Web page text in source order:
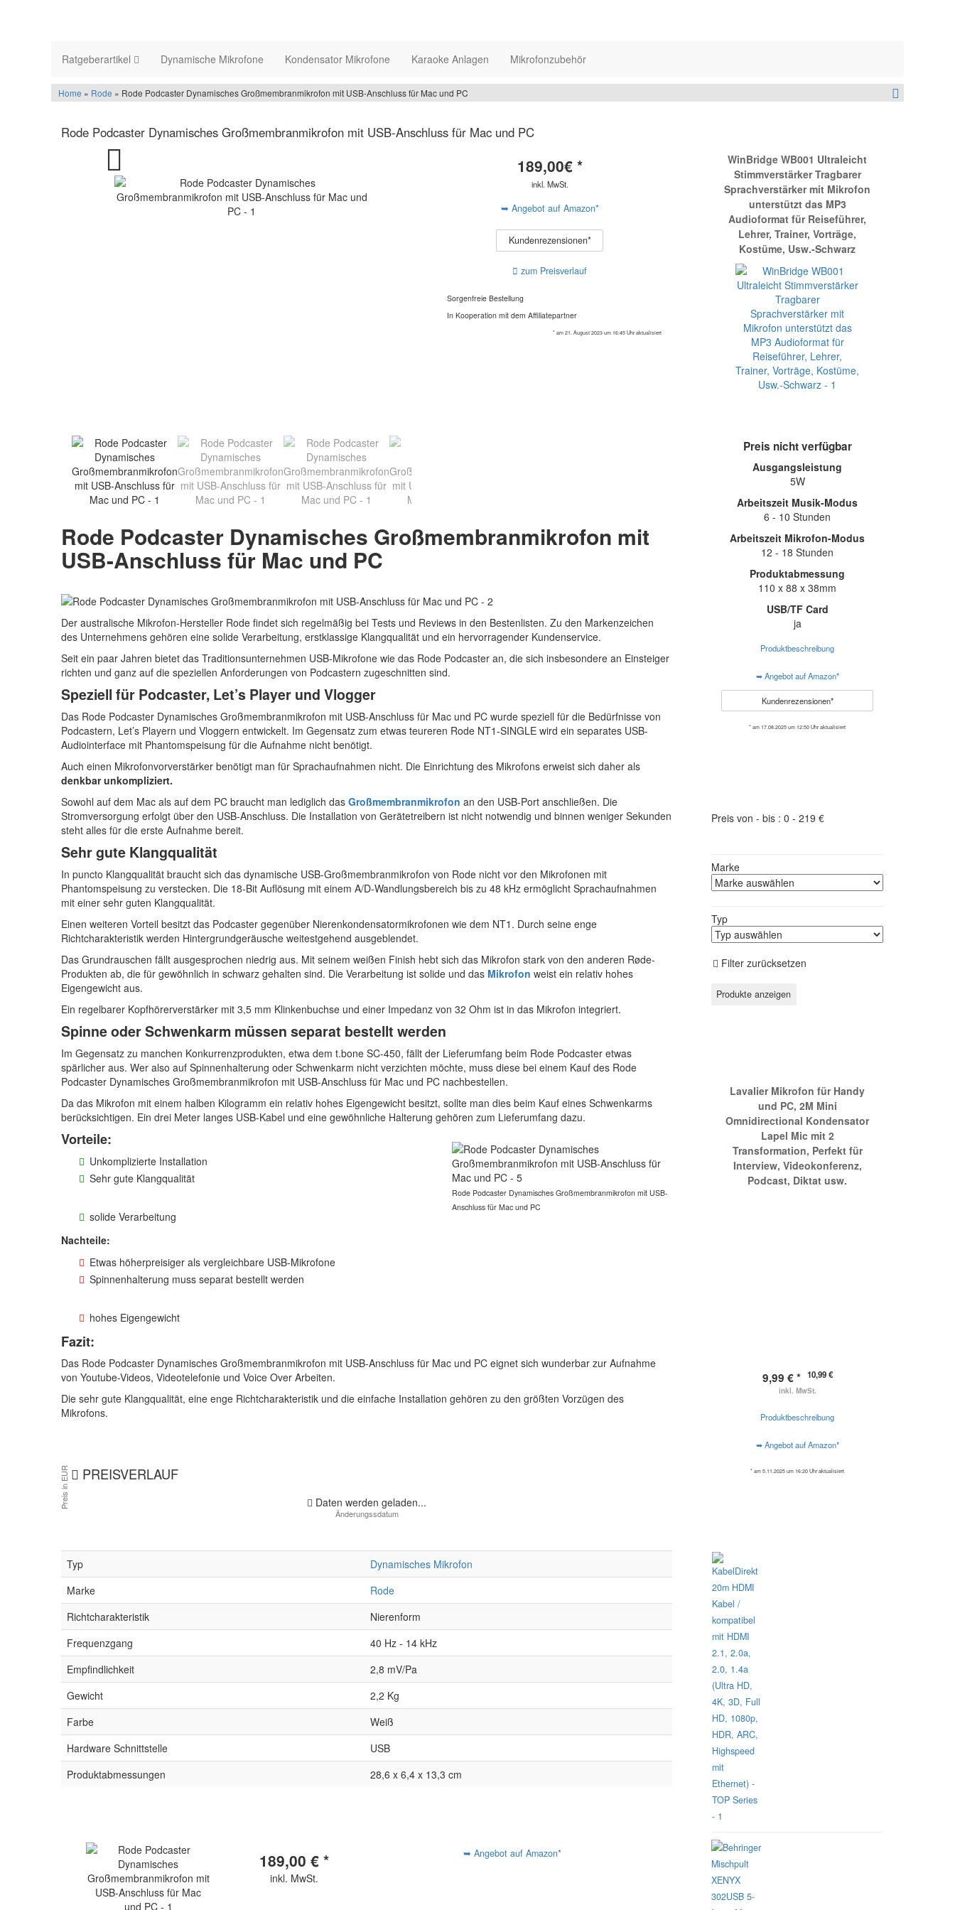
Ratgeberartikel Dynamische Mikrofone Kondensator Mikrofone Karaoke Anlagen Mikrofonzubehör
Home » Rode » Rode Podcaster Dynamisches Großmembranmikrofon mit USB-Anschluss für Mac und PC
Rode Podcaster Dynamisches Großmembranmikrofon mit USB-Anschluss für Mac und PC
189,00€ *
inkl. MwSt.
➥ Angebot auf Amazon*
Kundenrezensionen*
zum Preisverlauf
Sorgenfreie Bestellung
In Kooperation mit dem Affiliatepartner
* am 21. August 2023 um 16:45 Uhr aktualisiert
Rode Podcaster Dynamisches Großmembranmikrofon mit
USB-Anschluss für Mac und PC
Der australische Mikrofon-Hersteller Rode findet sich regelmäßig bei Tests und Reviews in den Bestenlisten. Zu den Markenzeichen
des Unternehmens gehören eine solide Verarbeitung, erstklassige Klangqualität und ein hervorragender Kundenservice.
Seit ein paar Jahren bietet das Traditionsunternehmen USB-Mikrofone wie das Rode Podcaster an, die sich insbesondere an Einsteiger
richten und ganz auf die speziellen Anforderungen von Podcastern zugeschnitten sind.
Speziell für Podcaster, Let’s Player und Vlogger
Das Rode Podcaster Dynamisches Großmembranmikrofon mit USB-Anschluss für Mac und PC wurde speziell für die Bedürfnisse von
Podcastern, Let’s Playern und Vloggern entwickelt. Im Gegensatz zum etwas teureren Rode NT1-SINGLE wird ein separates USB-
Audiointerface mit Phantomspeisung für die Aufnahme nicht benötigt.
Auch einen Mikrofonvorverstärker benötigt man für Sprachaufnahmen nicht. Die Einrichtung des Mikrofons erweist sich daher als
denkbar unkompliziert.
Sowohl auf dem Mac als auf dem PC braucht man lediglich das Großmembranmikrofon an den USB-Port anschließen. Die
Stromversorgung erfolgt über den USB-Anschluss. Die Installation von Gerätetreibern ist nicht notwendig und binnen weniger Sekunden
steht alles für die erste Aufnahme bereit.
Sehr gute Klangqualität
In puncto Klangqualität braucht sich das dynamische USB-Großmembranmikrofon von Rode nicht vor den Mikrofonen mit
Phantomspeisung zu verstecken. Die 18-Bit Auflösung mit einem A/D-Wandlungsbereich bis zu 48 kHz ermöglicht Sprachaufnahmen
mit einer sehr guten Klangqualität.
Einen weiteren Vorteil besitzt das Podcaster gegenüber Nierenkondensatormikrofonen wie dem NT1. Durch seine enge
Richtcharakteristik werden Hintergrundgeräusche weitestgehend ausgeblendet.
Das Grundrauschen fällt ausgesprochen niedrig aus. Mit seinem weißen Finish hebt sich das Mikrofon stark von den anderen Røde-
Produkten ab, die für gewöhnlich in schwarz gehalten sind. Die Verarbeitung ist solide und das Mikrofon weist ein relativ hohes
Eigengewicht aus.
Ein regelbarer Kopfhörerverstärker mit 3,5 mm Klinkenbuchse und einer Impedanz von 32 Ohm ist in das Mikrofon integriert.
Spinne oder Schwenkarm müssen separat bestellt werden
Im Gegensatz zu manchen Konkurrenzprodukten, etwa dem t.bone SC-450, fällt der Lieferumfang beim Rode Podcaster etwas
spärlicher aus. Wer also auf Spinnenhalterung oder Schwenkarm nicht verzichten möchte, muss diese bei einem Kauf des Rode
Podcaster Dynamisches Großmembranmikrofon mit USB-Anschluss für Mac und PC nachbestellen.
Da das Mikrofon mit einem halben Kilogramm ein relativ hohes Eigengewicht besitzt, sollte man dies beim Kauf eines Schwenkarms
berücksichtigen. Ein drei Meter langes USB-Kabel und eine gewöhnliche Halterung gehören zum Lieferumfang dazu.
Rode Podcaster Dynamisches Großmembranmikrofon mit USB-
Anschluss für Mac und PC
Vorteile:
Unkomplizierte Installation
Sehr gute Klangqualität
solide Verarbeitung
Nachteile:
Etwas höherpreisiger als vergleichbare USB-Mikrofone
Spinnenhalterung muss separat bestellt werden
hohes Eigengewicht
Fazit:
Das Rode Podcaster Dynamisches Großmembranmikrofon mit USB-Anschluss für Mac und PC eignet sich wunderbar zur Aufnahme
von Youtube-Videos, Videotelefonie und Voice Over Arbeiten.
Die sehr gute Klangqualität, eine enge Richtcharakteristik und die einfache Installation gehören zu den größten Vorzügen des
Mikrofons.
PREISVERLAUF
Daten werden geladen...
Typ
Dynamisches Mikrofon
Marke
Rode
Richtcharakteristik
Nierenform
Frequenzgang
40 Hz - 14 kHz
Empfindlichkeit
2,8 mV/Pa
Gewicht
2,2 Kg
Farbe
Weiß
Hardware Schnittstelle
USB
Produktabmessungen
28,6 x 6,4 x 13,3 cm
189,00 € *
inkl. MwSt.
➥ Angebot auf Amazon*
WinBridge WB001 Ultraleicht
Stimmverstärker Tragbarer
Sprachverstärker mit Mikrofon
unterstützt das MP3
Audioformat für Reiseführer,
Lehrer, Trainer, Vorträge,
Kostüme, Usw.-Schwarz
Preis nicht verfügbar
Ausgangsleistung
5W
Arbeitszeit Musik-Modus
6 - 10 Stunden
Arbeitszeit Mikrofon-Modus
12 - 18 Stunden
Produktabmessung
110 x 88 x 38mm
USB/TF Card
ja
Produktbeschreibung
➥ Angebot auf Amazon*
Kundenrezensionen*
* am 17.08.2025 um 12:50 Uhr aktualisiert
Preis von - bis : 0 - 219 €
Marke
Typ
Filter zurücksetzen
Lavalier Mikrofon für Handy
und PC, 2M Mini
Omnidirectional Kondensator
Lapel Mic mit 2
Transformation, Perfekt für
Interview, Videokonferenz,
Podcast, Diktat usw.
9,99 € * 10,99 €
inkl. MwSt.
Produktbeschreibung
➥ Angebot auf Amazon*
* am 5.11.2025 um 16:20 Uhr aktualisiert